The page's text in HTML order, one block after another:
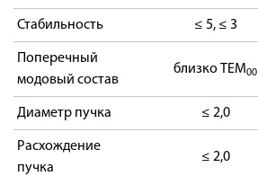
Стабильность ≤ 5, ≤ 3
Поперечный
модовый состав
близко TEM00
Диаметр пучка ≤ 2,0
Расхождение
пучка
≤ 2,0